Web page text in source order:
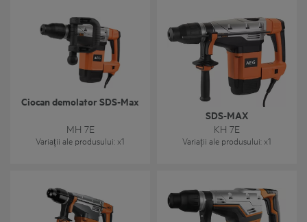
Ciocan demolator SDS-Max
MH 7E
Variații ale produsului: x1
CIOCAN ROTOPERCUTOR
SDS-MAX
KH 7E
Variații ale produsului: x1